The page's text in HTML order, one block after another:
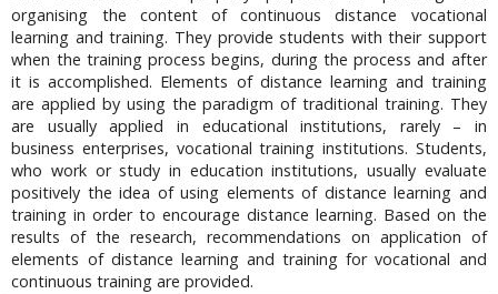
organising the content of continuous distance vocational
learning and training. They provide students with their support
when the training process begins, during the process and after
it is accomplished. Elements of distance learning and training
are applied by using the paradigm of traditional training. They
are usually applied in educational institutions, rarely – in
business enterprises, vocational training institutions. Students,
who work or study in education institutions, usually evaluate
positively the idea of using elements of distance learning and
training in order to encourage distance learning. Based on the
results of the research, recommendations on application of
elements of distance learning and training for vocational and
continuous training are provided.